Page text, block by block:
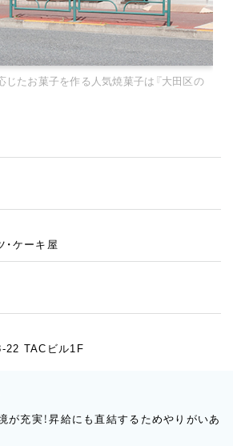
じたお菓子を作る人気焼菓子は『大田区の
・ケーキ屋
22 TACビル1F
が充実！昇給にも直結するためやりがいあ